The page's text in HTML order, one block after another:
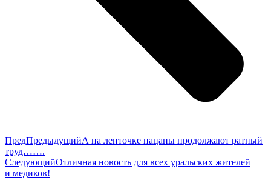
ПредПредыдущийА на ленточке пацаны продолжают ратный
труд…….
СледующийОтличная новость для всех уральских жителей
и медиков!